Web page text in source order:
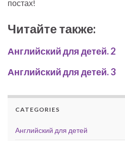
постах!
Читайте также:
Английский для детей. 2
Английский для детей. 3
CATEGORIES
Английский для детей